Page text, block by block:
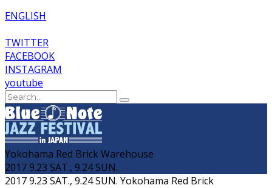
ENGLISH
TWITTER
FACEBOOK
INSTAGRAM
youtube
Yokohama Red Brick Warehouse
2017 9.23 SAT., 9.24 SUN.
2017 9.23 SAT., 9.24 SUN. Yokohama Red Brick